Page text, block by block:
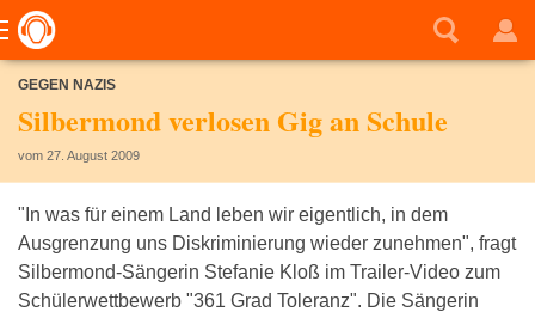
GEGEN NAZIS
Silbermond verlosen Gig an Schule
vom 27. August 2009
"In was für einem Land leben wir eigentlich, in dem
Ausgrenzung uns Diskriminierung wieder zunehmen", fragt
Silbermond-Sängerin Stefanie Kloß im Trailer-Video zum
Schülerwettbewerb "361 Grad Toleranz". Die Sängerin